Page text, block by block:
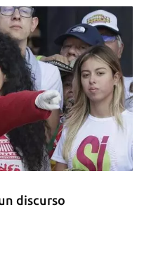
discurso